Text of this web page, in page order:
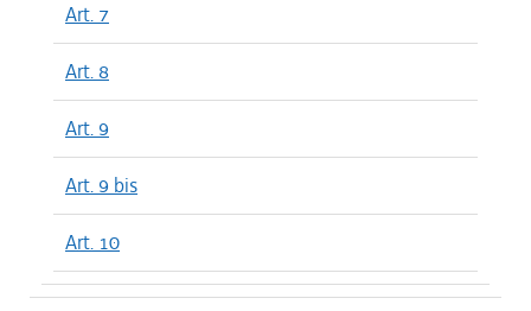
Art. 7
Art. 8
Art. 9
Art. 9 bis
Art. 10